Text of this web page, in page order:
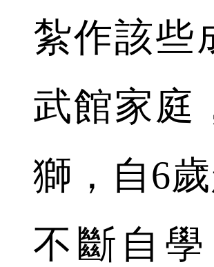
紮作該些
武館家庭
獅，自6
不斷自